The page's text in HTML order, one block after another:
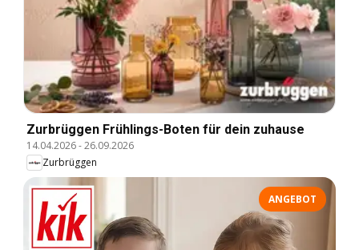
Zurbrüggen Frühlings-Boten für dein zuhause
14.04.2026-26.09.2026
Zurbrüggen
ANGEBOT